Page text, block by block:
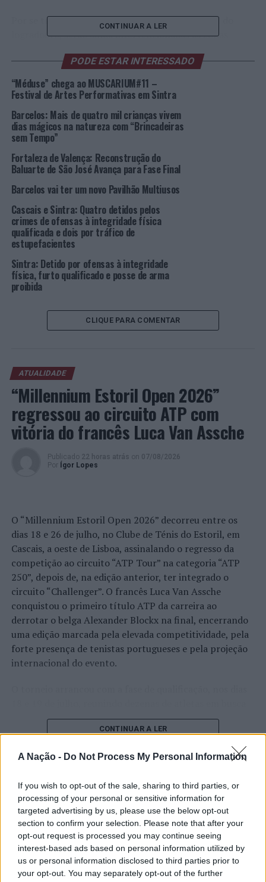
A Nação - Do Not Process My Personal Information
If you wish to opt-out of the sale, sharing to third parties, or
processing of your personal or sensitive information for
targeted advertising by us, please use the below opt-out
section to confirm your selection. Please note that after your
opt-out request is processed you may continue seeing
interest-based ads based on personal information utilized by
us or personal information disclosed to third parties prior to
your opt-out. You may separately opt-out of the further
Por se tratar de uma obra de requalificação total do
logradouro, serão ainda intervencionadas as zonas
degradação, nomeadamente muros, muretes e guardas.
A requalificação levada a cabo pela autarquia tem por
zonas lúdicas e campos de jogos, proporcionando
melhores condições às crianças para a realização de
diversas atividades, essencialmente relacionadas com
desporto e lazer.
Foto: DR.
TÓPICOS RELACIONADOS:
CÂMARA MUNICIPAL DE SINTRA
DESTAQUE
ENSINO OBRAS
PRÓXIMO
Investigadores da Universidade da Minho desmistificam
o direito em podcast
NÃO PERCA
de estupefacientes
CONTINUAR A LER
PODE ESTAR INTERESSADO
“Méduse” chega ao MUSCARIUM#11 –
Festival de Artes Performativas em Sintra
Barcelos: Mais de quatro mil crianças vivem
dias mágicos na natureza com “Brincadeiras
sem Tempo”
Fortaleza de Valença: Reconstrução do
Baluarte de São José Avança para Fase Final
Barcelos vai ter um novo Pavilhão Multiusos
Cascais e Sintra: Quatro detidos pelos
crimes de ofensas à integridade física
qualificada e dois por tráfico de
estupefacientes
Sintra: Detido por ofensas à integridade
física, furto qualificado e posse de arma
proibida
CLIQUE PARA COMENTAR
ATUALIDADE
“Millennium Estoril Open 2026”
regressou ao circuito ATP com
vitória do francês Luca Van Assche
Publicado 22 horas atrás on 07/08/2026
Por
Ígor Lopes
O “Millennium Estoril Open 2026” decorreu entre os
dias 18 e 26 de julho, no Clube de Ténis do Estoril, em
Cascais, a oeste de Lisboa, assinalando o regresso da
competição ao circuito “ATP Tour” na categoria “ATP
250”, depois de, na edição anterior, ter integrado o
circuito “Challenger”. O francês Luca Van Assche
conquistou o primeiro título ATP da carreira ao
derrotar o belga Alexander Blockx na final, encerrando
uma edição marcada pela elevada competitividade, pela
forte presença de tenistas portugueses e pela projeção
internacional do evento.
de um lugar no quadro principal. A cerimónia de
abertura contou com a presença do presidente da
acompanhado pelo executivo municipal, assinalando o
concelho no centro do calendário internacional do
ténis.
Apesar das desistências de última hora de jogadores
como Casper Ruud (Noruega), Alejandro Davidovich
Fokina (Espanha) e Matteo Arnaldi (Itália), a prova
apresentou um quadro competitivo de elevado nível,
CONTINUAR A LER
ATUALIDADE
Castelo Branco: “Bienal
Internacional de Artes e Ofícios”
promete afirmar artesanato,
património e inovação como